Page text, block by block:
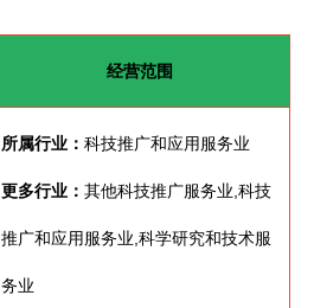
经营范围
所属行业： 科技推广和应用服务业
更多行业： 其他科技推广服务业,科技
推广和应用服务业,科学研究和技术服
务业